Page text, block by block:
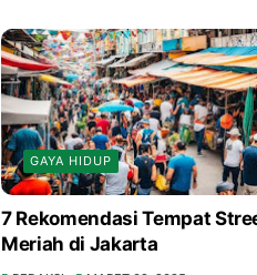
GAYA HIDUP
7 Rekomendasi Tempat
Meriah di Jakarta